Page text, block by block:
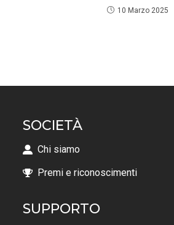
10 Marzo 2025
SOCIETÀ
Chi siamo
Premi e riconoscimenti
SUPPORTO